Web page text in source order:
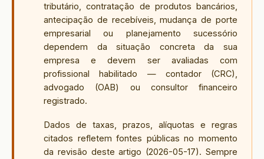
tributário, contratação de produtos bancários,
antecipação de recebíveis, mudança de porte
empresarial ou planejamento sucessório
dependem da situação concreta da sua
empresa e devem ser avaliadas com
profissional habilitado — contador (CRC),
advogado (OAB) ou consultor financeiro
registrado.
Dados de taxas, prazos, alíquotas e regras
citados refletem fontes públicas no momento
da revisão deste artigo (2026-05-17). Sempre